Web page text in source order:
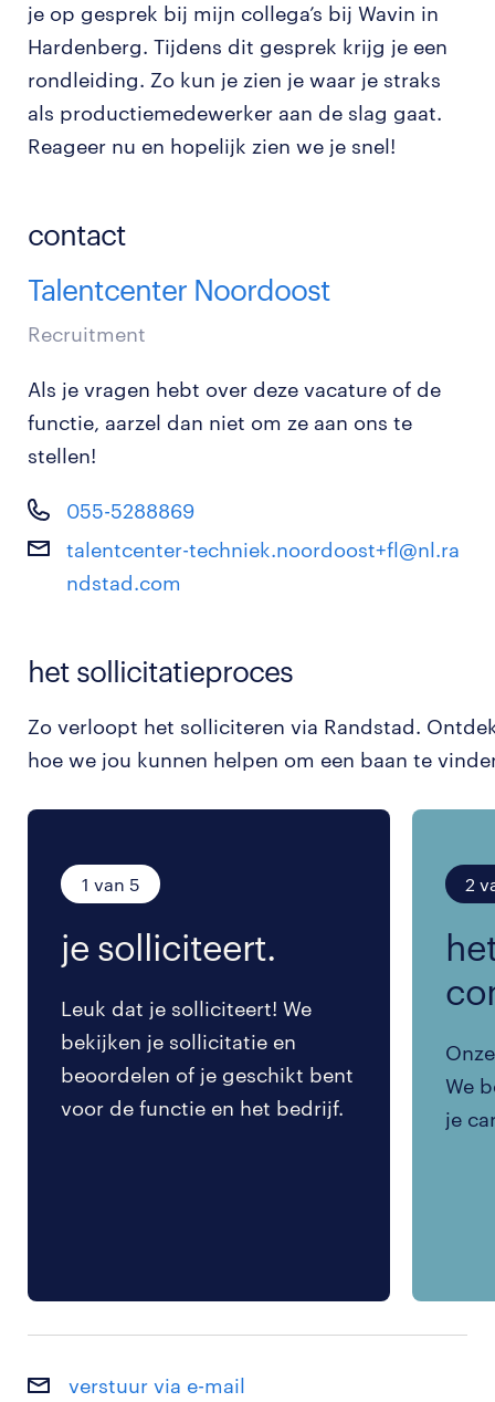
je op gesprek bij mijn collega’s bij Wavin in
Hardenberg. Tijdens dit gesprek krijg je een
rondleiding. Zo kun je zien je waar je straks
als productiemedewerker aan de slag gaat.
Reageer nu en hopelijk zien we je snel!
contact
Talentcenter Noordoost
Recruitment
Als je vragen hebt over deze vacature of de
functie, aarzel dan niet om ze aan ons te
stellen!
055-5288869
talentcenter-techniek.noordoost+fl@nl.ra
ndstad.com
het sollicitatieproces
Zo verloopt het solliciteren via Randstad.
hoe we jou kunnen helpen om een baan te
1 van 5
je solliciteert.
Leuk dat je solliciteert! We
bekijken je sollicitatie en
beoordelen of je geschikt bent
voor de functie en het bedrijf.
2
We
je
verstuur via e-mail